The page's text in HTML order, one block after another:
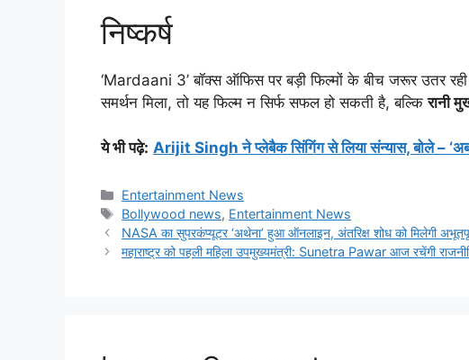
निष्कर्ष
‘Mardaani 3’ बॉक्स ऑफिस पर बड़ी फिल्मों के बीच जरूर उतर
समर्थन मिला, तो यह फिल्म न सिर्फ सफल हो सकती है, बल्किरानी
ये भी पढ़े: Arijit Singh ने प्लेबैक सिंगिंग से लिया संन्यास, बोले – ‘अब
Categories
Entertainment News
Tags
Bollywood news, Entertainment News
NASA का सुपरकंप्यूटर ‘अथेना’ हुआ ऑनलाइन, अंतरिक्ष शोध को मिलेगी
महाराष्ट्र को पहली महिला उपमुख्यमंत्री: Sunetra Pawar आज रचेंगी